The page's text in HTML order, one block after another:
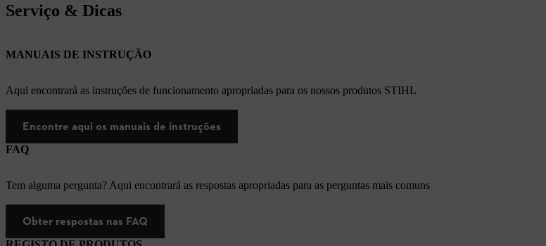
Serviço & Dicas
MANUAIS DE INSTRUÇÃO
Aqui encontrará as instruções de funcionamento apropriadas para os nossos produtos STIHL
Encontre aqui os manuais de instruções
FAQ
Tem alguma pergunta? Aqui encontrará as respostas apropriadas para as perguntas mais comuns
Obter respostas nas FAQ